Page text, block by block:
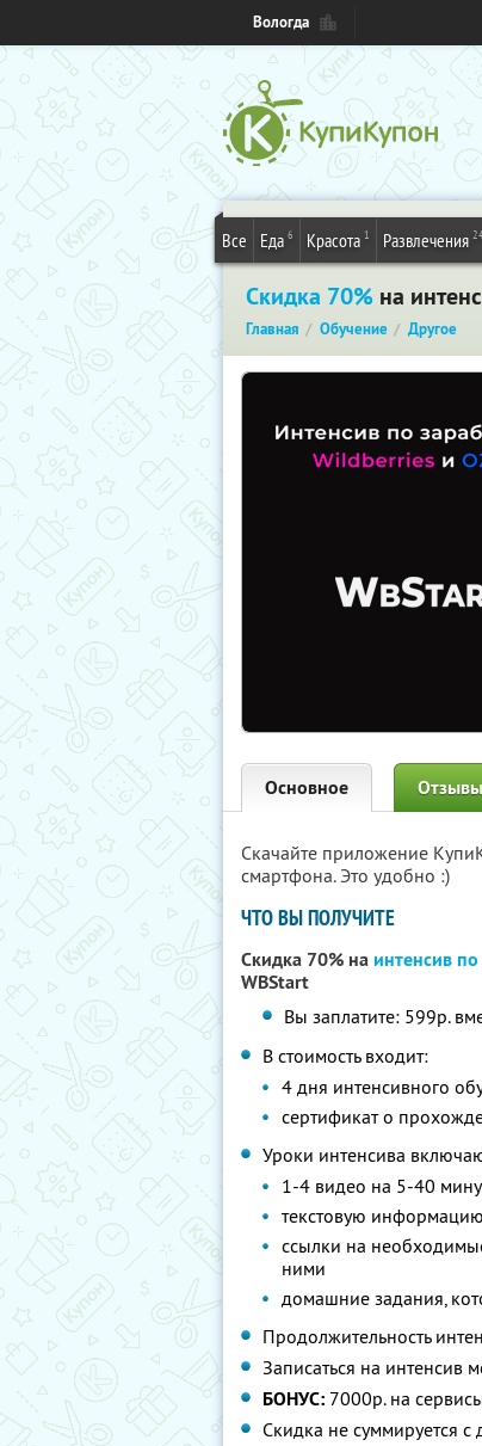
Вологда
Все Еда 6 Красота 1 Развлечения
Скидка 70% на
Главная Обучение Другое
Основное Отзывы
Скачайте приложение
смартфона. Это удобно :)
ЧТО ВЫ ПОЛУЧИТЕ
Скидка 70% наинтенсив
WBStart
Вы заплатите: 599р.
В стоимость входит:
4 дня интенсивного
сертификат о
Уроки интенсива
1-4 видео на 5-40
текстовую
ссылки на
ними
домашние задания,
Продолжительность
Записаться на интенсив
БОНУС: 7000р. на
Скидка не суммируется